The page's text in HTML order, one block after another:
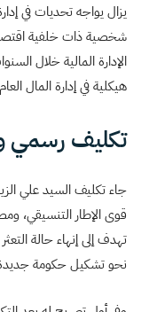
يزال يواجه تحديات في
شخصية ذات خلفية
الإدارة المالية خلال
هيكلية في إدارة المال
تكليف رسمي
جاء تكليف السيد علي
قوى الإطار التنسيقي،
تهدف إلى إنهاء حالة
نحو تشكيل حكومة جديدة